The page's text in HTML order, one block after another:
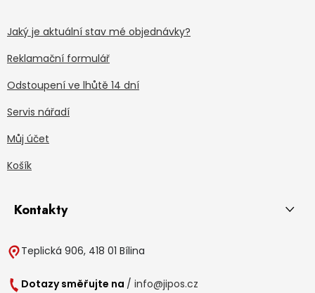
Jaký je aktuální stav mé objednávky?
Reklamační formulář
Odstoupení ve lhůtě 14 dní
Servis nářadí
Můj účet
Košík
Kontakty
Teplická 906, 418 01 Bílina
Dotazy směřujte na / info@jipos.cz